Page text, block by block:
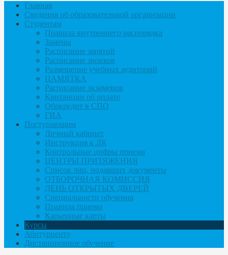
Главная
Сведения об образовательной организации
Студентам
Правила внутреннего распорядка
Замены
Расписание занятий
Расписание звонков
Размещение учебных аудиторий
ПАМЯТКА
Расписание экзаменов
Квитанции об оплате
Обркредит в СПО
ГИА
Поступающим
Личный кабинет
Инструкция к ЛК
Контрольные цифры приема
ЦЕНТРЫ ПРИТЯЖЕНИЯ
Список лиц, подавших документы
ОТБОРОЧНАЯ КОМИССИЯ
ДЕНЬ ОТКРЫТЫХ ДВЕРЕЙ
Специальности обучения
Правила приема
Карьерные карты
Курсы
Абитуриенту
Дистанционное обучение